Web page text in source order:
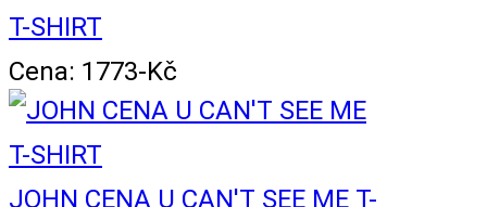
T-SHIRT
Cena: 1773-Kč
JOHN CENA U CAN'T SEE ME T-